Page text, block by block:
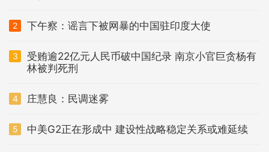
2 下午察：谣言下被网暴的中国驻印度大使
3
受贿逾22亿元人民币破中国纪录 南京小官巨贪杨有
林被判死刑
4 庄慧良：民调迷雾
5 中美G2正在形成中 建设性战略稳定关系或难延续